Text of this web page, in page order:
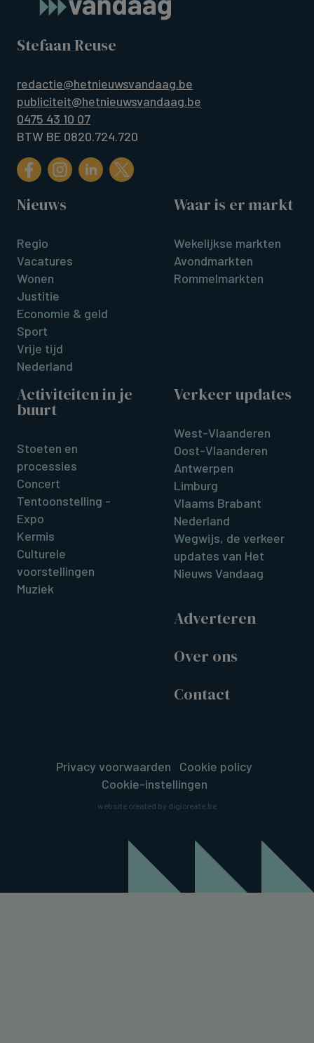
Stefaan Reuse
redactie@hetnieuwsvandaag.be
publiciteit@hetnieuwsvandaag.be
0475 43 10 07
BTW BE 0820.724.720
Nieuws
Regio
Vacatures
Wonen
Justitie
Economie & geld
Sport
Vrije tijd
Nederland
Waar is er markt
Wekelijkse markten
Avondmarkten
Rommelmarkten
Activiteiten in je
buurt
Stoeten en
processies
Concert
Tentoonstelling -
Expo
Kermis
Culturele
voorstellingen
Muziek
Verkeer updates
West-Vlaanderen
Oost-Vlaanderen
Antwerpen
Limburg
Vlaams Brabant
Nederland
Wegwijs, de verkeer
updates van Het
Nieuws Vandaag
Adverteren
Over ons
Contact
Privacy voorwaarden
Cookie policy
Cookie-instellingen
website created by digicreate.be